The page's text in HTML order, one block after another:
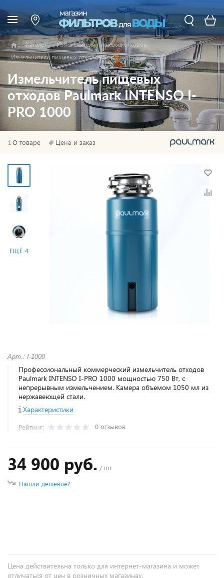
Каталог
Измельчители пищевых отходов
Измельчители пищевых отходов
Измельчитель пищевых
отходов Paulmark INTENSO I-
PRO 1000
О товаре Цена и заказ
ЕЩЁ 4
Арт.: I-1000
Профессиональный коммерческий измельчитель отходов
Paulmark INTENSO I-PRO 1000 мощностью 750 Вт, с
непрерывным измельчением. Камера объемом 1050 мл из
нержавеющей стали.
Характеристики
Рейтинг: 0 отзывов
34 900 руб. / шт
Нашли дешевле?
Цена действительна только для интернет-магазина и может
отличаться от цен в розничных магазинах.